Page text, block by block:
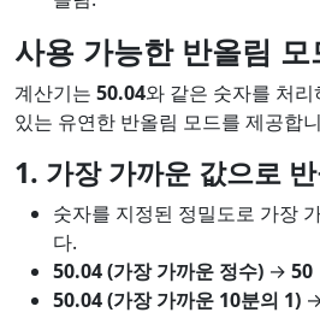
사용 가능한 반올림 모
계산기는 50.04와 같은 숫자를 처
있는 유연한 반올림 모드를 제공합
1. 가장 가까운 값으로
숫자를 지정된 정밀도로 가장
다.
50.04 (가장 가까운 정수) → 50
50.04 (가장 가까운 10분의 1)